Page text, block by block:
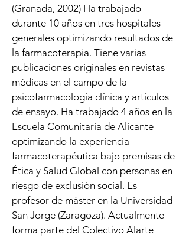
(Granada, 2002) Ha trabajado
durante 10 años en tres hospitales
generales optimizando resultados de
la farmacoterapia. Tiene varias
publicaciones originales en revistas
médicas en el campo de la
psicofarmacología clínica y artículos
de ensayo. Ha trabajado 4 años en la
Escuela Comunitaria de Alicante
optimizando la experiencia
farmacoterapéutica bajo premisas de
Ética y Salud Global con personas en
riesgo de exclusión social. Es
profesor de máster en la Universidad
San Jorge (Zaragoza). Actualmente
forma parte del Colectivo Alarte